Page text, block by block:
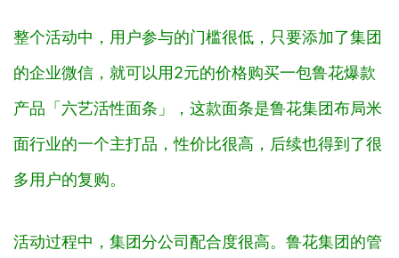
整个活动中，用户参与的门槛很低，只要添加了集团
的企业微信，就可以用2元的价格购买一包鲁花爆款
产品「 六艺活性面条」，这款面条是鲁花集团布局米
面行业的一个主打品，性价比很高，后续也得到了很
多用户的复购。
活动过程中，集团分公司配合度很高。鲁花集团的管